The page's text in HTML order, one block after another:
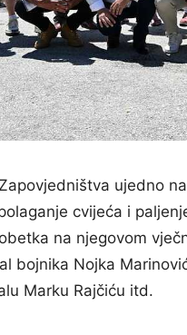
ujedno
cvijeća i
na njegovom
bojnika Nojka
Marku Rajčiću itd.